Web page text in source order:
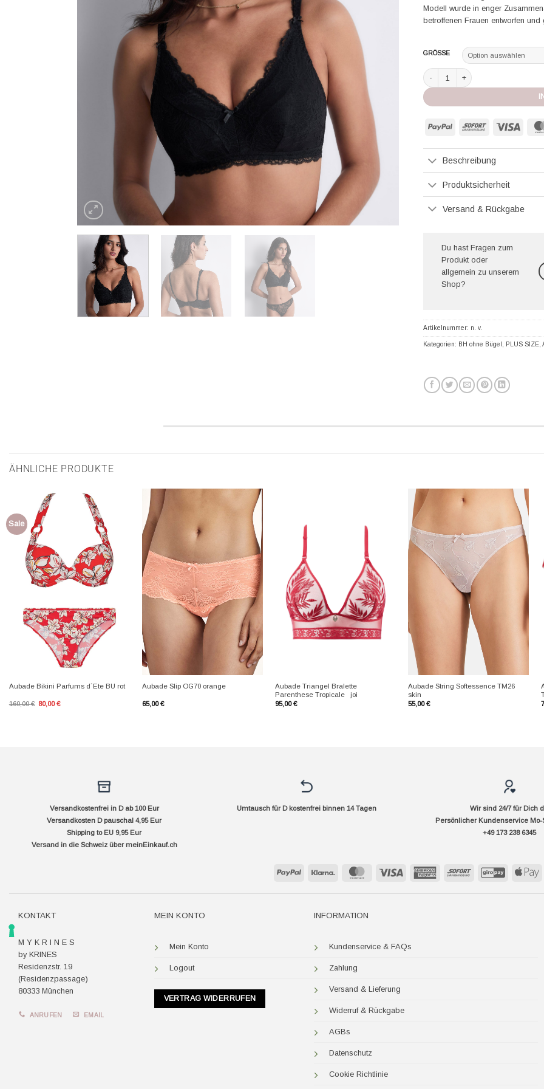
Modell wurde in enger
betroffenen Frauen entworfen und
GRÖSSE
Aubade Post Brust OP BH ohne
PayPal Sofort Visa
Beschreibung
Produktsicherheit
Versand & Rückgabe
Du hast Fragen zum
Produkt oder
allgemein zu unserem
Shop?
Artikelnummer: n. v.
Kategorien: BH ohne Bügel PLUS SIZE
ÄHNLICHE PRODUKTE
Sale
Aubade Bikini Parfums d´Ete BU rot
160,00€
Ursprünglicher
Preis
80,00€Aktueller
Aubade Slip OG70 orange
65,00€
Aubade Triangel Bralette
Parenthese Tropicale joi
95,00€
Aubade String Softessence TM26
skin
55,00€
Versandkostenfrei in D ab 100 Eur
Versandkosten D pauschal 4,95 Eur
Shipping to EU 9,95 Eur
Versand in die Schweiz über meinEinkauf.ch
Umtausch für D kostenfrei binnen 14 Tagen
Wir sind 24/7 für Dich
Persönlicher Kundenservice Mo-
+49 173 238 6345
PayPal Klarna MasterCard Visa
AmericanSofort GiroPay
KONTAKT
M Y K R I N E S
by KRINES
Residenzstr. 19
(Residenzpassage)
80333 München
ANRUFEN EMAIL
MEIN KONTO
Mein Konto
Logout
VERTRAG WIDERRUFEN
INFORMATION
Kundenservice & FAQs
Zahlung
Versand & Lieferung
Widerruf & Rückgabe
AGBs
Datenschutz
Cookie Richtlinie